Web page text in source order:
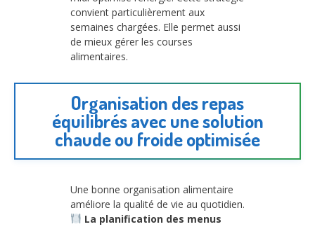
convient particulièrement aux
semaines chargées. Elle permet aussi
de mieux gérer les courses
alimentaires.
Organisation des repas
équilibrés avec une solution
chaude ou froide optimisée
Une bonne organisation alimentaire
améliore la qualité de vie au quotidien.
La planification des menus